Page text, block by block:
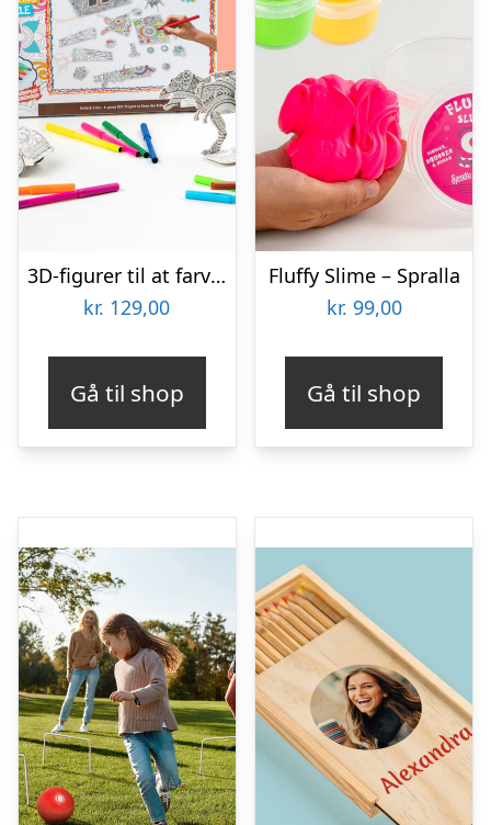
3D-figurer til at farvelægge – Spralla
kr. 129,00
Gå til shop
Fluffy Slime – Spralla
kr. 99,00
Gå til shop